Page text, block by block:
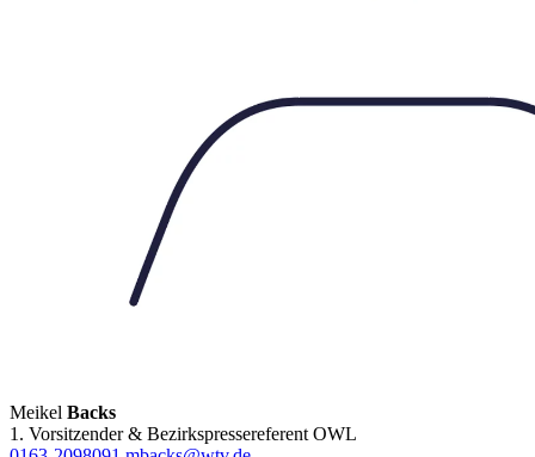
Meikel Backs
1. Vorsitzender & Bezirkspressereferent OWL